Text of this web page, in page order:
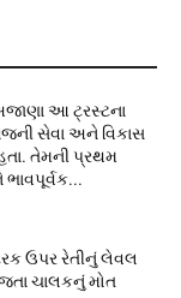
આ ટ્રસ્ટના
સેવા અને વિકાસ
તેમની પ્રથમ
ઉપર રેતીનું લેવલ
ચાલકનું મોત